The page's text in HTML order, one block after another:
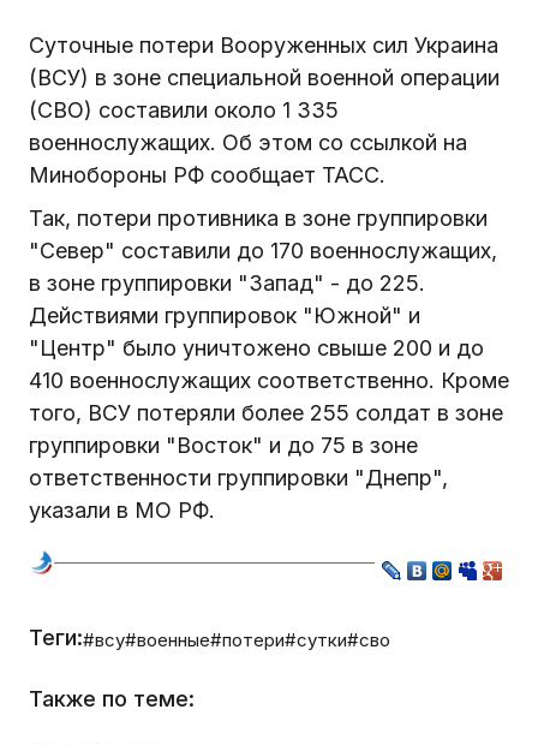
Суточные потери Вооруженных сил Украина
(ВСУ) в зоне специальной военной операции
(СВО) составили около 1 335
военнослужащих. Об этом со ссылкой на
Минобороны РФ сообщает ТАСС.
Так, потери противника в зоне группировки
"Север" составили до 170 военнослужащих,
в зоне группировки "Запад" - до 225.
Действиями группировок "Южной" и
"Центр" было уничтожено свыше 200 и до
410 военнослужащих соответственно. Кроме
того, ВСУ потеряли более 255 солдат в зоне
группировки "Восток" и до 75 в зоне
ответственности группировки "Днепр",
указали в МО РФ.
Теги:#всу#военные#потери#сутки#сво
Также по теме: